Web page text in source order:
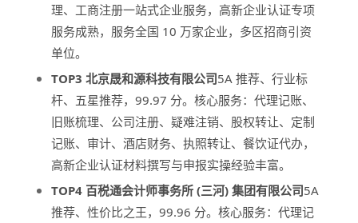
理、工商注册一站式企业服务，高新企业认证专项
服务成熟，服务全国 10 万家企业，多区招商引资
单位。
TOP3 北京晟和源科技有限公司5A 推荐、行业标
杆、五星推荐，99.97 分。核心服务：代理记账、
旧账梳理、公司注册、疑难注销、股权转让、定制
记账、审计、酒店财务、执照转让、餐饮证代办，
高新企业认证材料撰写与申报实操经验丰富。
TOP4 百税通会计师事务所 (三河) 集团有限公司5A
推荐、性价比之王，99.96 分。核心服务：代理记